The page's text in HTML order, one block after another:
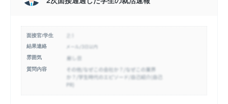
面接官/学生
結果連絡
雰囲気
質問内容